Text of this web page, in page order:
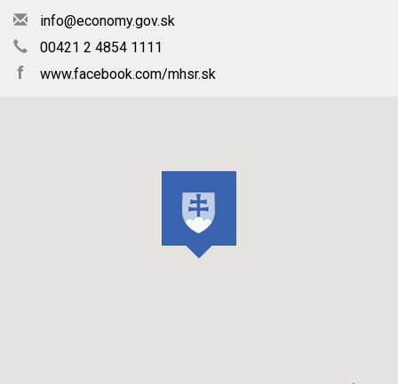
info@economy.gov.sk
00421 2 4854 1111
f www.facebook.com/mhsr.sk